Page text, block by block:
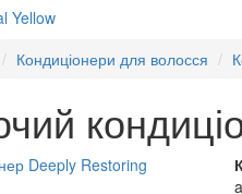
Yellow
Кондиціонери для волосся